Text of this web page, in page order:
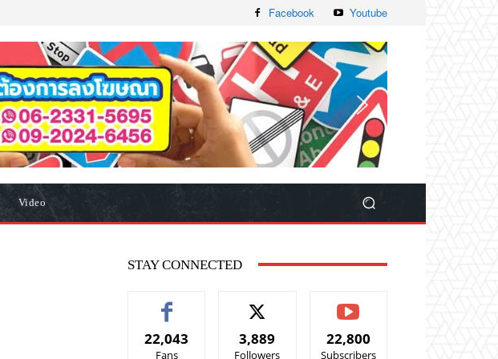
Facebook Youtube
Video
STAY CONNECTED
22,043
Fans
3,889
Followers
22,800
Subscribers